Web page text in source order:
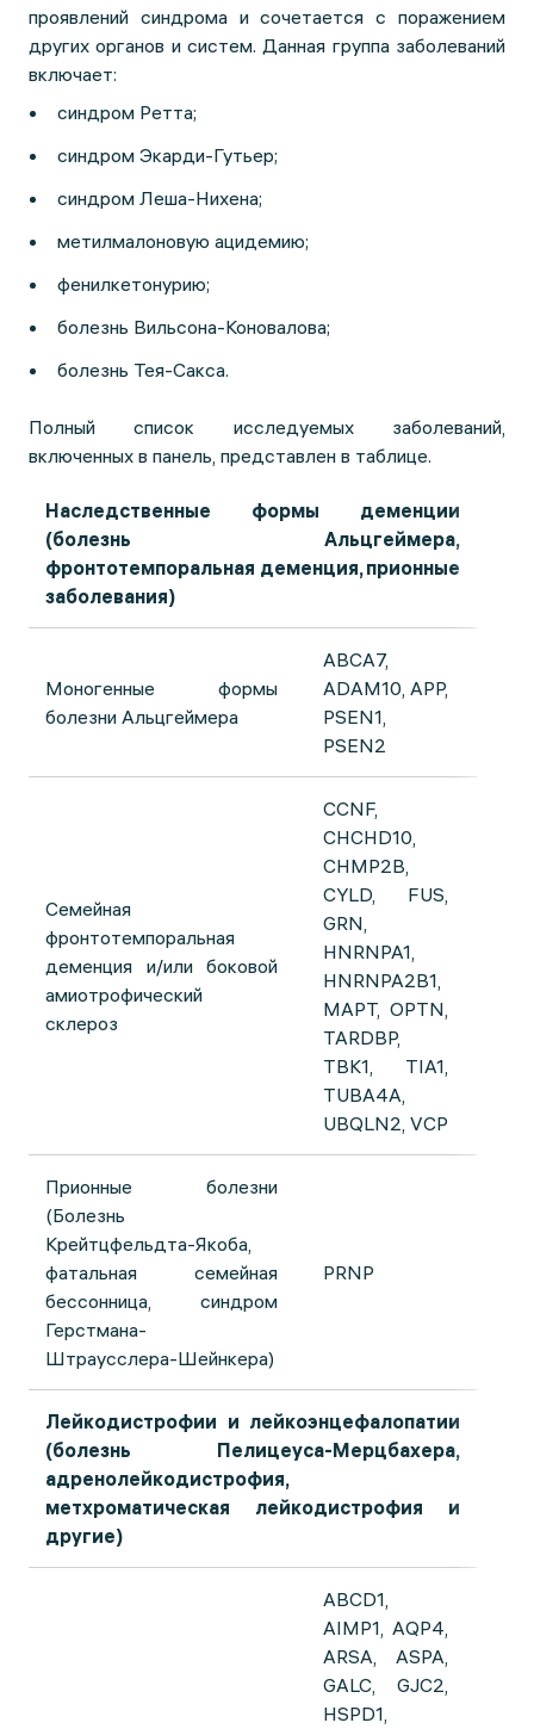
проявлений синдрома и сочетается с поражением
других органов и систем. Данная группа заболеваний
включает:
синдром Ретта;
синдром Экарди-Гутьер;
синдром Леша-Нихена;
метилмалоновую ацидемию;
фенилкетонурию;
болезнь Вильсона-Коновалова;
болезнь Тея-Сакса.
Полный список исследуемых заболеваний,
включенных в панель, представлен в таблице.
Наследственные формы деменции
(болезнь Альцгеймера,
фронтотемпоральная деменция, прионные
заболевания)
Моногенные формы
болезни Альцгеймера
ABCA7,
ADAM10, APP,
PSEN1,
PSEN2
Семейная
фронтотемпоральная
деменция и/или боковой
амиотрофический
склероз
CCNF,
CHCHD10,
CHMP2B,
CYLD, FUS,
GRN,
HNRNPA1,
HNRNPA2B1,
MAPT, OPTN,
TARDBP,
TBK1, TIA1,
TUBA4A,
UBQLN2, VCP
Прионные болезни
(Болезнь
Крейтцфельдта-Якоба,
фатальная семейная
бессонница, синдром
Герстмана-
Штраусслера-Шейнкера)
PRNP
Лейкодистрофии и лейкоэнцефалопатии
(болезнь Пелицеуса-Мерцбахера,
адренолейкодистрофия,
метхроматическая лейкодистрофия и
другие)
ABCD1,
AIMP1, AQP4,
ARSA, ASPA,
GALC, GJC2,
HSPD1,